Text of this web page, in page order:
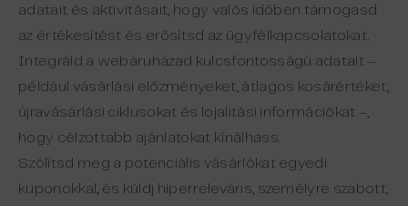
adatait és aktivitásait, hogy valós időben támogasd
az értékesítést és erősítsd az ügyfélkapcsolatokat.
Integráld a webáruházad kulcsfontosságú adatait –
például vásárlási előzményeket, átlagos kosárértéket,
újravásárlási ciklusokat és lojalitási információkat –,
hogy célzottabb ajánlatokat kínálhass.
Szólítsd meg a potenciális vásárlókat egyedi
kuponokkal, és küldj hiperreleváns, személyre szabott,